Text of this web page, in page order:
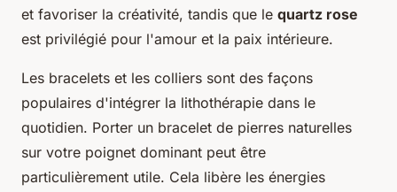
et favoriser la créativité, tandis que le quartz rose
est privilégié pour l'amour et la paix intérieure.
Les bracelets et les colliers sont des façons
populaires d'intégrer la lithothérapie dans le
quotidien. Porter un bracelet de pierres naturelles
sur votre poignet dominant peut être
particulièrement utile. Cela libère les énergies